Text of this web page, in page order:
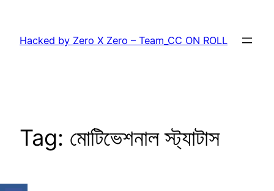
content
Hacked by Zero X Zero – Team_CC ON ROLL
Tag: মোটিভেশনাল স্ট্যাটাস